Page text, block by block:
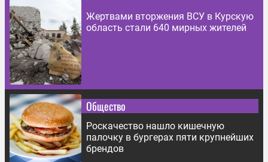
Жертвами вторжения ВСУ в Курскую
область стали 640 мирных жителей
Общество
Роскачество нашло кишечную
палочку в бургерах пяти крупнейших
брендов